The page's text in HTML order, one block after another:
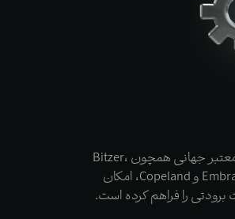
همکاری با برندهای معتبر جهانی همچون Bitzer،
Embraco، Danfoss، Rime و Copeland، امکان
را فراهم کرده است.